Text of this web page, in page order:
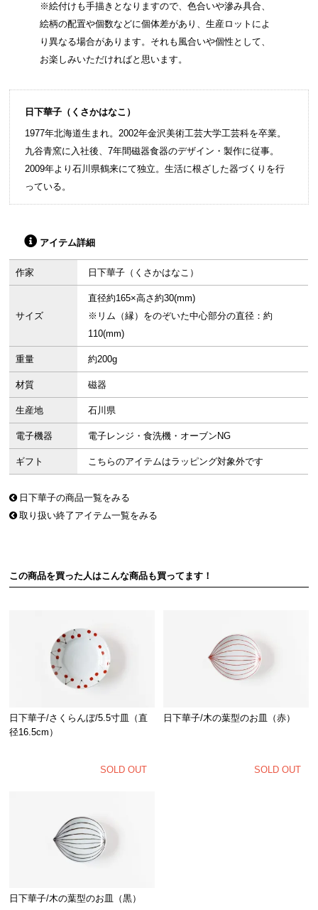
※絵付けも手描きとなりますので、色合いや滲み具合、
絵柄の配置や個数などに個体差があり、生産ロットによ
り異なる場合があります。それも風合いや個性として、
お楽しみいただければと思います。
日下華子（くさかはなこ）
1977年北海道生まれ。2002年金沢美術工芸大学工芸科を卒業。
九谷青窯に入社後、7年間磁器食器のデザイン・製作に従事。
2009年より石川県鶴来にて独立。生活に根ざした器づくりを行
っている。
アイテム詳細
作家 日下華子（くさかはなこ）
サイズ
直径約165×高さ約30(mm)
※リム（縁）をのぞいた中心部分の直径：約
110(mm)
重量 約200g
材質 磁器
生産地 石川県
電子機器 電子レンジ・食洗機・オーブンNG
ギフト こちらのアイテムはラッピング対象外です
日下華子の商品一覧をみる
取り扱い終了アイテム一覧をみる
この商品を買った人はこんな商品も買ってます！
日下華子/さくらんぼ/5.5寸皿（直
径16.5cm）
SOLD OUT
日下華子/木の葉型のお皿（赤）
SOLD OUT
日下華子/木の葉型のお皿（黒）